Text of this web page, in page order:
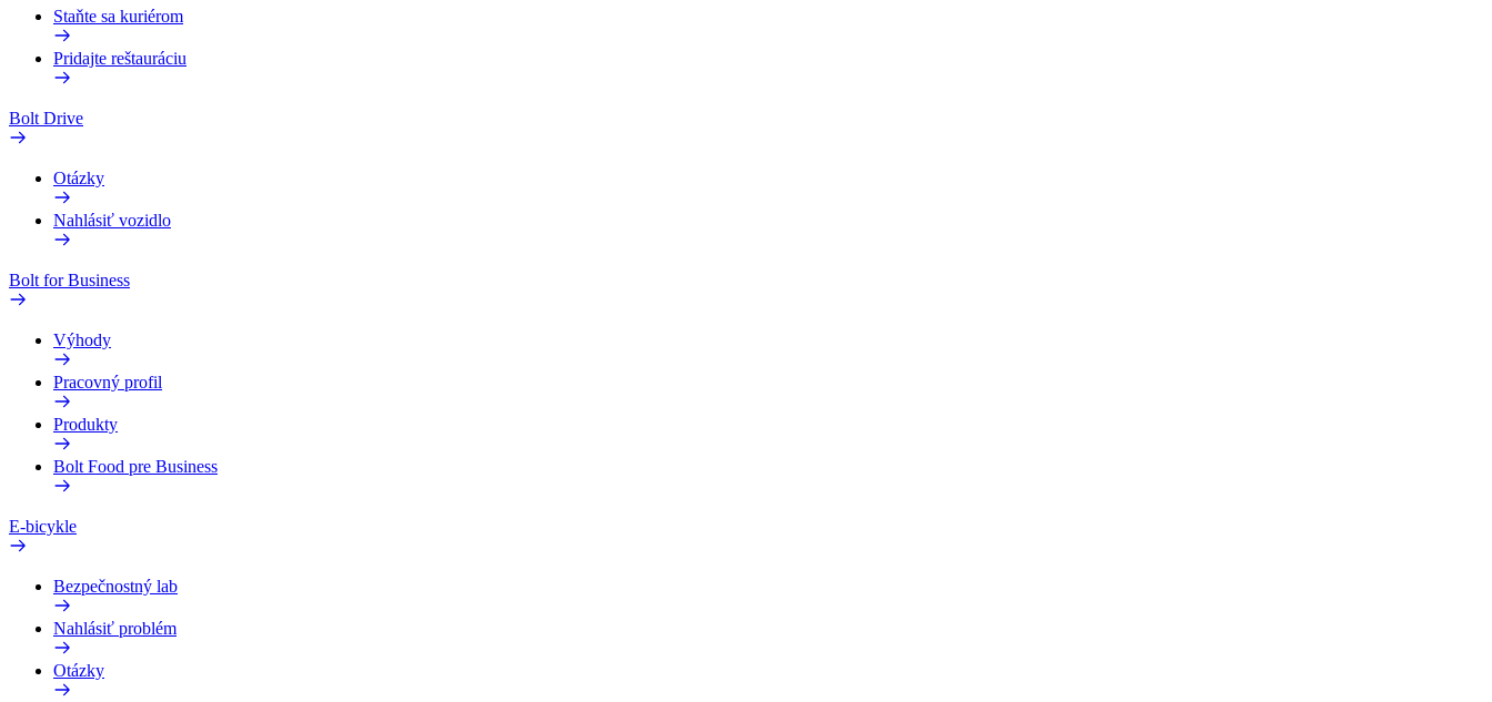
Staňte sa kuriérom
Pridajte reštauráciu
Bolt Drive
Otázky
Nahlásiť vozidlo
Bolt for Business
Výhody
Pracovný profil
Produkty
Bolt Food pre Business
E-bicykle
Bezpečnostný lab
Nahlásiť problém
Otázky